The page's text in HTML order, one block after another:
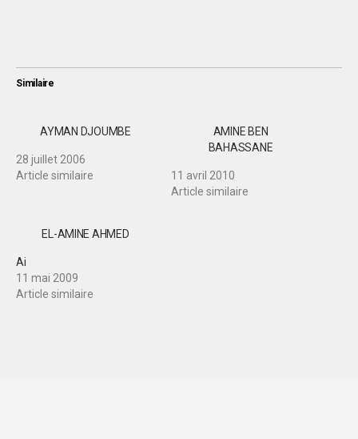
Similaire
AYMAN DJOUMBE
28 juillet 2006
Article similaire
AMINE BEN
BAHASSANE
11 avril 2010
Article similaire
EL-AMINE AHMED
Ai
11 mai 2009
Article similaire